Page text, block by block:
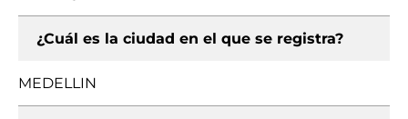
¿Cuál es la ciudad en el que se registra?
MEDELLIN